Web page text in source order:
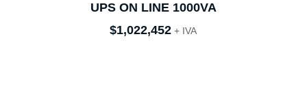
UPS ON LINE 1000VA
$1,022,452 + IVA